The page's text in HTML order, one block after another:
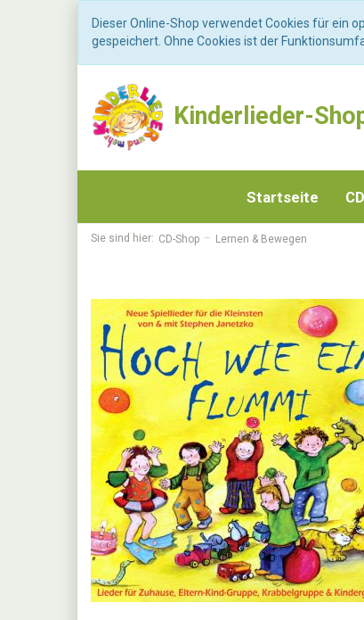
Dieser Online-Shop verwendet Cookies für ein
gespeichert. Ohne Cookies ist der
Kinderlieder-
Startseite
Sie sind hier: CD-Shop Lernen & Bewegen